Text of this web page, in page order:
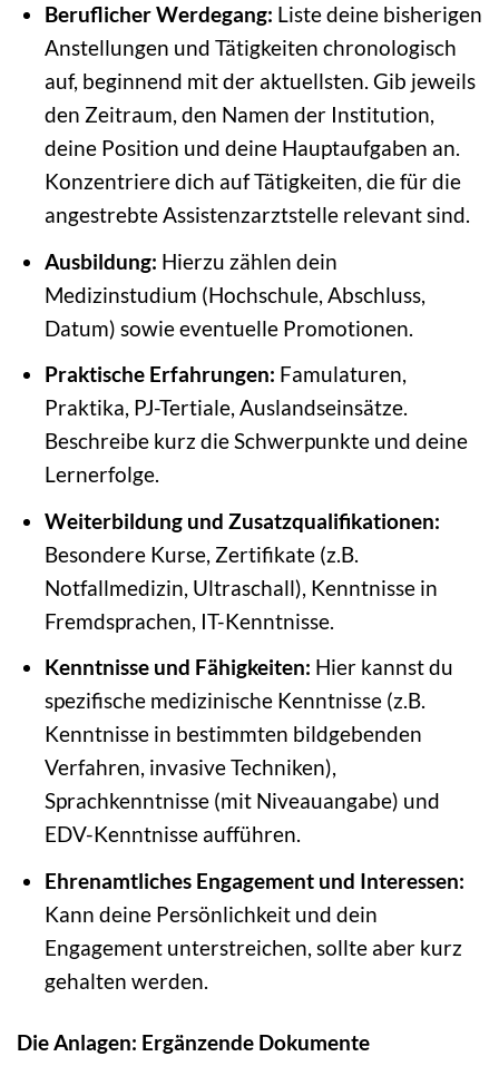
Beruflicher Werdegang: Liste deine bisherigen
Anstellungen und Tätigkeiten chronologisch
auf, beginnend mit der aktuellsten. Gib jeweils
den Zeitraum, den Namen der Institution,
deine Position und deine Hauptaufgaben an.
Konzentriere dich auf Tätigkeiten, die für die
angestrebte Assistenzarztstelle relevant sind.
Ausbildung: Hierzu zählen dein
Medizinstudium (Hochschule, Abschluss,
Datum) sowie eventuelle Promotionen.
Praktische Erfahrungen: Famulaturen,
Praktika, PJ-Tertiale, Auslandseinsätze.
Beschreibe kurz die Schwerpunkte und deine
Lernerfolge.
Weiterbildung und Zusatzqualifikationen:
Besondere Kurse, Zertifikate (z.B.
Notfallmedizin, Ultraschall), Kenntnisse in
Fremdsprachen, IT-Kenntnisse.
Kenntnisse und Fähigkeiten: Hier kannst du
spezifische medizinische Kenntnisse (z.B.
Kenntnisse in bestimmten bildgebenden
Verfahren, invasive Techniken),
Sprachkenntnisse (mit Niveauangabe) und
EDV-Kenntnisse aufführen.
Ehrenamtliches Engagement und Interessen:
Kann deine Persönlichkeit und dein
Engagement unterstreichen, sollte aber kurz
gehalten werden.
Die Anlagen: Ergänzende Dokumente